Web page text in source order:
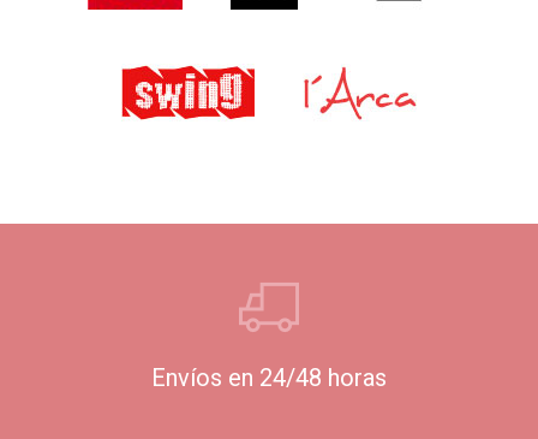
Envíos en 24/48 horas